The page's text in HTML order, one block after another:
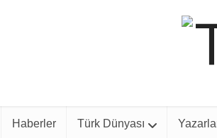
Haberler Türk Dünyası